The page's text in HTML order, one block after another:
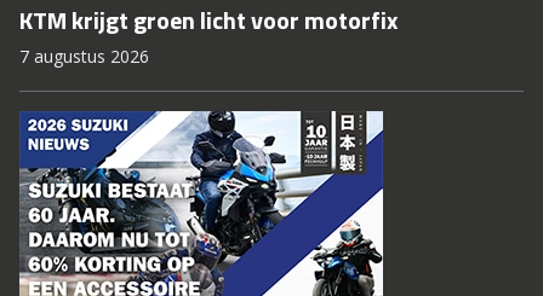
KTM krijgt groen licht voor motorfix
7 augustus 2026